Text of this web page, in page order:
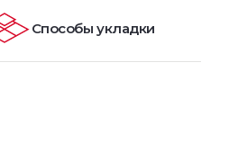
Способы укладки